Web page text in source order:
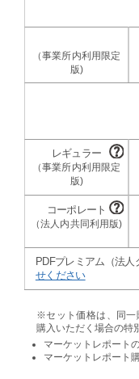
PDFプレミアム（法
せください
※セット価格は、同一
購入いただく場合の特
マーケットレポート
マーケットレポート